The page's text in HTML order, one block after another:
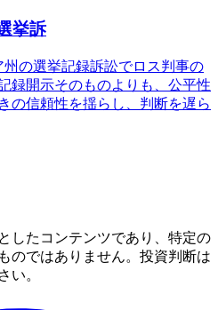
挙訴
の選挙記録訴訟でロス判事の
録開示そのものよりも、公平性
の信頼性を揺らし、判断を遅ら
したコンテンツであり、特定の
のではありません。投資判断は
い。